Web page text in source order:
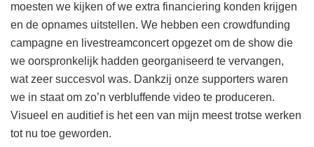
moesten we kijken of we extra financiering konden krijgen
en de opnames uitstellen. We hebben een crowdfunding
campagne en livestreamconcert opgezet om de show die
we oorspronkelijk hadden georganiseerd te vervangen,
wat zeer succesvol was. Dankzij onze supporters waren
we in staat om zo’n verbluffende video te produceren.
Visueel en auditief is het een van mijn meest trotse werken
tot nu toe geworden.